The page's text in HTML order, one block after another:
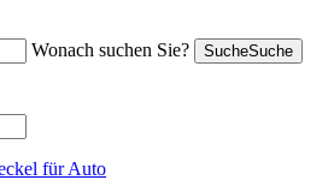
Wonach suchen Sie?
SucheSuche
für Auto